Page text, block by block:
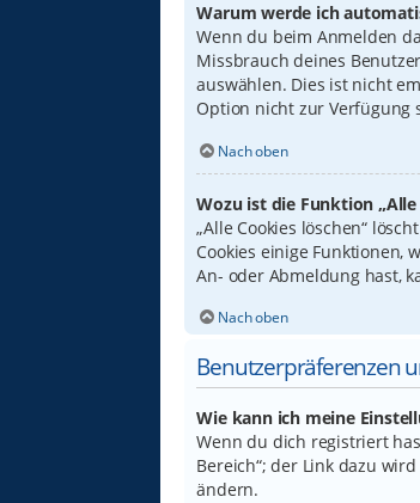
Warum werde ich
Wenn du beim Anmelden
Missbrauch deines
auswählen. Dies ist nicht
Option nicht zur Verfügung
Nach oben
Wozu ist die Funktion „Alle
„Alle Cookies löschen“
Cookies einige Funktionen,
An- oder Abmeldung hast,
Nach oben
Benutzerpräferenzen
Wie kann ich meine
Wenn du dich registriert
Bereich“; der Link dazu
ändern.